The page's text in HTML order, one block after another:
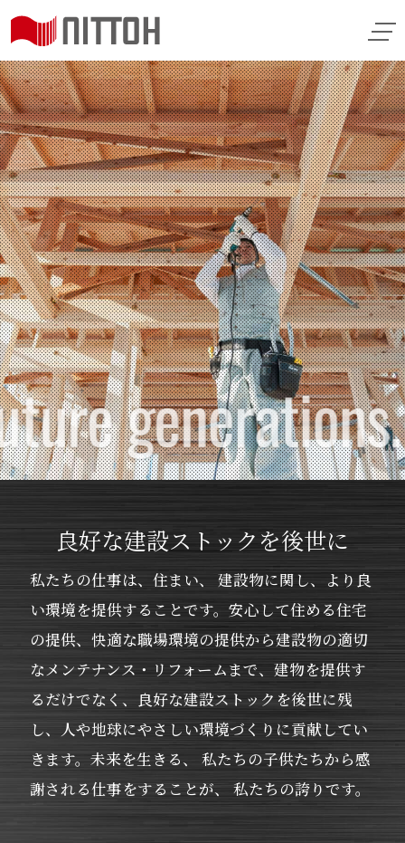
良好な建設ストックを後世に
私たちの仕事は、住まい、 建設物に関し、より良
い環境を提供することです。 安心して住める住宅
の提供、快適な職場環境の提供から建設物の適切
なメンテナンス・リフォームまで、 建物を提供す
るだけでなく、良好な建設ストックを後世に残
し、人や地球にやさしい環境づくりに貢献してい
きます。 未来を生きる、 私たちの子供たちから感
謝される仕事をすることが、 私たちの誇りです。